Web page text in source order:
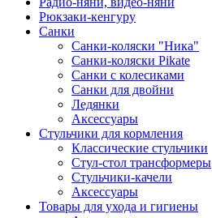
Рюкзаки-кенгуру
Санки
Санки-коляски "Ника"
Санки-коляски Pikate
Санки с колесиками
Санки для двойни
Ледянки
Аксессуары
Стульчики для кормления
Классические стульчики
Стул-стол трансформеры
Стульчики-качели
Аксессуары
Товары для ухода и гигиены